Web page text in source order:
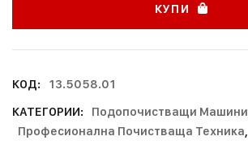
КУПИ
КОД:
13.5058.01
КАТЕГОРИИ:
Подопочистващи Машини
Професионална Почистваща Техника,